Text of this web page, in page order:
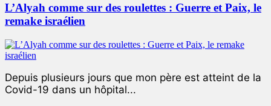
L’Alyah comme sur des roulettes : Guerre et Paix, le
remake israélien
Depuis plusieurs jours que mon père est atteint de la
Covid-19 dans un hôpital...